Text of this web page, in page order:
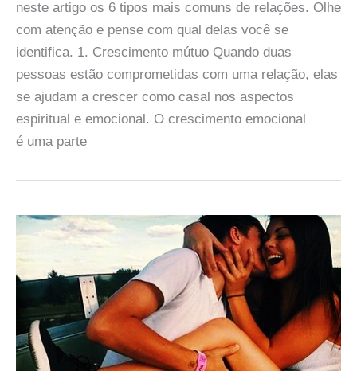
neste artigo os 6 tipos mais comuns de relações. Olhe
com atenção e pense com qual delas você se
identifica. 1. Crescimento mútuo Quando duas
pessoas estão comprometidas com uma relação, elas
se ajudam a crescer como casal nos aspectos
espiritual e emocional. O crescimento emocional
é uma parte